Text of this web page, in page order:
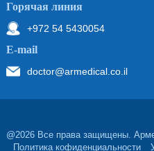
Горячая линия
+972 54 5430054
Е-mail
doctor@armedical.co.il
@2026 Все права защищены.
Политика кофиденциальности